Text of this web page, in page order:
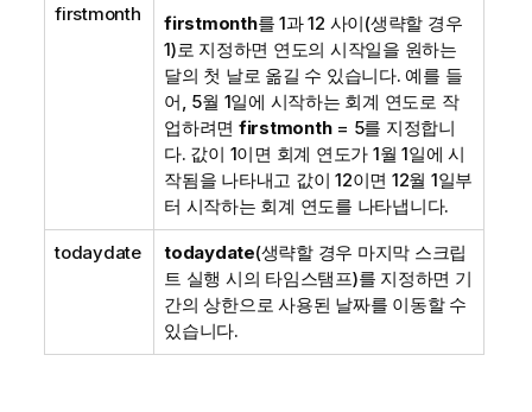
firstmonth firstmonth를 1과 12 사이(생략할 경우
1)로 지정하면 연도의 시작일을 원하는
달의 첫 날로 옮길 수 있습니다. 예를 들
어, 5월 1일에 시작하는 회계 연도로 작
업하려면 firstmonth= 5를 지정합니
다. 값이 1이면 회계 연도가 1월 1일에 시
작됨을 나타내고 값이 12이면 12월 1일부
터 시작하는 회계 연도를 나타냅니다.
todaydate todaydate(생략할 경우 마지막 스크립
트 실행 시의 타임스탬프)를 지정하면 기
간의 상한으로 사용된 날짜를 이동할 수
있습니다.